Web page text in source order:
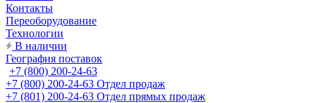
Контакты
Переоборудование
Технологии
В наличии
География поставок
+7 (800) 200-24-63
+7 (800) 200-24-63 Отдел продаж
+7 (801) 200-24-63 Отдел прямых продаж